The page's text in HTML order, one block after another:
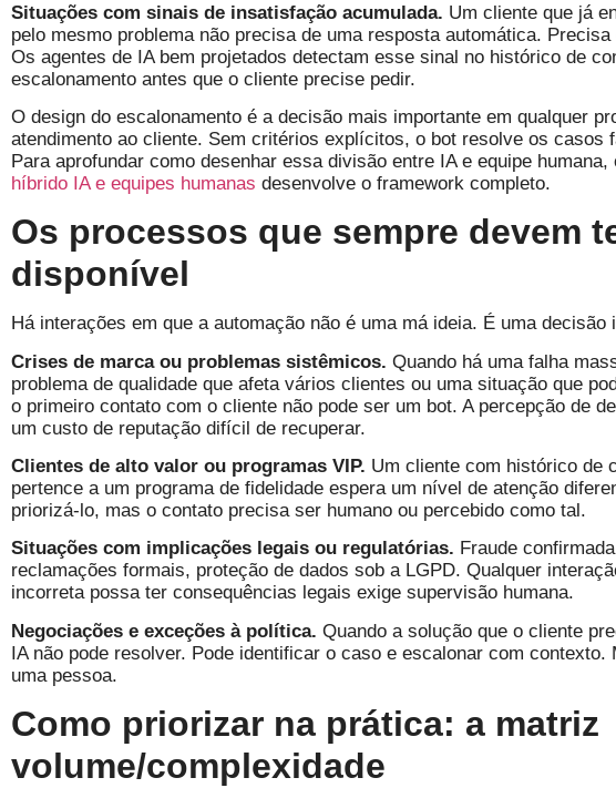
Situações com sinais de insatisfação acumulada. Um cliente que já
pelo mesmo problema não precisa de uma resposta automática.
Os agentes de IA bem projetados detectam esse sinal no histórico de
escalonamento antes que o cliente precise pedir.
O design do escalonamento é a decisão mais importante em qualquer
atendimento ao cliente. Sem critérios explícitos, o bot resolve os casos
Para aprofundar como desenhar essa divisão entre IA e equipe humana,
híbrido IA e equipes humanas desenvolve o framework completo.
Os processos que sempre devem
disponível
Há interações em que a automação não é uma má ideia. É uma
Crises de marca ou problemas sistêmicos. Quando há uma falha
problema de qualidade que afeta vários clientes ou uma situação que
o primeiro contato com o cliente não pode ser um bot. A percepção de
um custo de reputação difícil de recuperar.
Clientes de alto valor ou programas VIP. Um cliente com histórico de
pertence a um programa de fidelidade espera um nível de atenção
priorizá-lo, mas o contato precisa ser humano ou percebido como tal.
Situações com implicações legais ou regulatórias. Fraude
reclamações formais, proteção de dados sob a LGPD. Qualquer
incorreta possa ter consequências legais exige supervisão humana.
Negociações e exceções à política. Quando a solução que o cliente
IA não pode resolver. Pode identificar o caso e escalonar com contexto.
uma pessoa.
Como priorizar na prática: a matriz
volume/complexidade